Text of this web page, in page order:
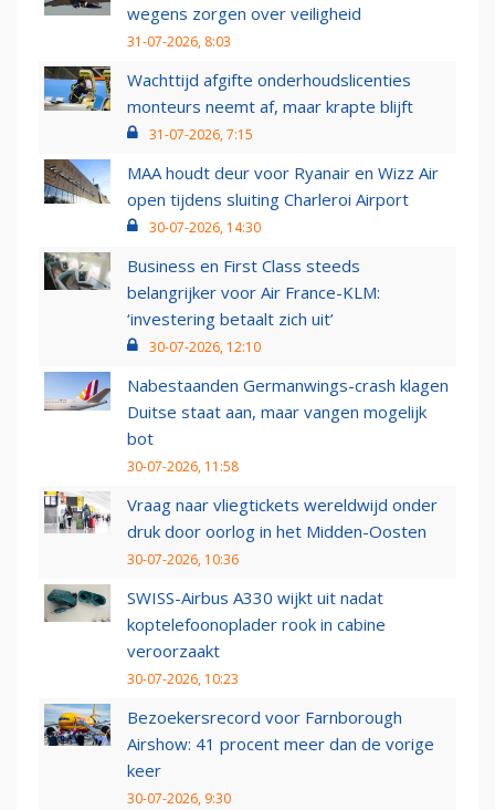
wegens zorgen over veiligheid
31-07-2026, 8:03
Wachttijd afgifte onderhoudslicenties
monteurs neemt af, maar krapte blijft
31-07-2026, 7:15
MAA houdt deur voor Ryanair en Wizz Air
open tijdens sluiting Charleroi Airport
30-07-2026, 14:30
Business en First Class steeds
belangrijker voor Air France-KLM:
‘investering betaalt zich uit’
30-07-2026, 12:10
Nabestaanden Germanwings-crash klagen
Duitse staat aan, maar vangen mogelijk
bot
30-07-2026, 11:58
Vraag naar vliegtickets wereldwijd onder
druk door oorlog in het Midden-Oosten
30-07-2026, 10:36
SWISS-Airbus A330 wijkt uit nadat
koptelefoonoplader rook in cabine
veroorzaakt
30-07-2026, 10:23
Bezoekersrecord voor Farnborough
Airshow: 41 procent meer dan de vorige
keer
30-07-2026, 9:30